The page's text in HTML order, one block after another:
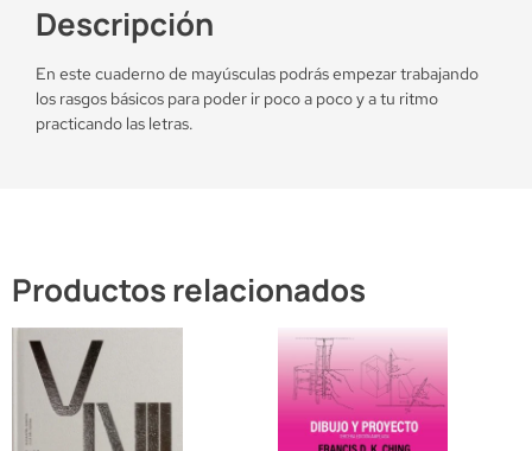
Descripción
En este cuaderno de mayúsculas podrás empezar trabajando
los rasgos básicos para poder ir poco a poco y a tu ritmo
practicando las letras.
Productos relacionados